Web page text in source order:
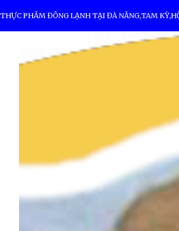
Skip to main content
THỰC PHẨM ĐÔNG LẠNH TẠI ĐÀ NẴNG,TAM